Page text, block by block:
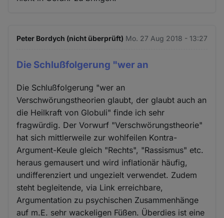
Peter Bordych (nicht überprüft) Mo. 27 Aug 2018 - 13:27
Die Schlußfolgerung "wer an
Die Schlußfolgerung "wer an
Verschwörungstheorien glaubt, der glaubt auch an
die Heilkraft von Globuli" finde ich sehr
fragwürdig. Der Vorwurf "Verschwörungstheorie"
hat sich mittlerweile zur wohlfeilen Kontra-
Argument-Keule gleich "Rechts", "Rassismus" etc.
heraus gemausert und wird inflationär häufig,
undifferenziert und ungezielt verwendet. Zudem
steht begleitende, via Link erreichbare,
Argumentation zu psychischen Zusammenhänge
auf m.E. sehr wackeligen Füßen. Überdies ist eine